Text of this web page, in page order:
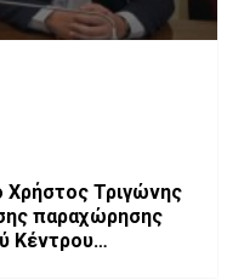
Τριγώνης
παραχώρησης
Κέντρου